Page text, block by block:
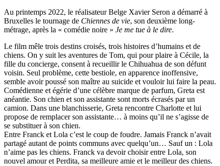
Au printemps 2022, le réalisateur Belge Xavier Seron a démarré à
Bruxelles le tournage de Chiennes de vie, son deuxième long-
métrage, après la « comédie noire » Je me tue à le dire.
Le film mêle trois destins croisés, trois histoires d’humains et de
chiens. On y suit les aventures de Tom, qui pour plaire à Cécile, la
fille du concierge, consent à recueillir le Chihuahua de son défunt
voisin. Seul problème, cette bestiole, en apparence inoffensive,
semble avoir poussé son maître au suicide et vouloir lui faire la peau.
Comédienne et égérie d’une célèbre marque de parfum, Greta est
anéantie. Son chien et son assistante sont morts écrasés par un
camion. Dans une blanchisserie, Greta rencontre Charlotte et lui
propose de remplacer son assistante… à moins qu’il ne s’agisse de
se substituer à son chien.
Entre Franck et Lola c’est le coup de foudre. Jamais Franck n’avait
partagé autant de points communs avec quelqu’un… Sauf un : Lola
n’aime pas les chiens. Franck va devoir choisir entre Lola, son
nouvel amour et Perdita, sa meilleure amie et le meilleur des chiens.